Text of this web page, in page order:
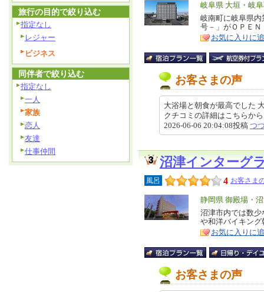
エ
リ
ア
岐阜県 大垣・岐
特
徴
岐南町に岐阜県
号－」がＯＰＥＮ
お気に入りに
お客さまの声
大浴場と朝食が最高でした
クチコミの詳細はこちら
2026-06-06 20:04:08投稿 つ
沼津インターグ
風呂 4 お客さま
エ
リ
ア
静岡県 御殿場・
特
徴
沼津市内では数
や和洋バイキン
お気に入りに
お客さまの声
旅行の目的で絞り込む
指定なし
レジャー
ビジネス
同伴者で絞り込む
指定なし
一人
家族
恋人
友達
仕事仲間